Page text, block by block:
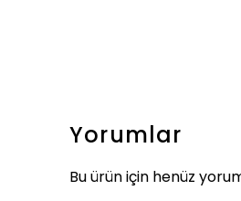
Yorumlar
Bu ürün için henüz